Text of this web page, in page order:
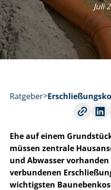
Juli
Ratgeber
Ehe auf einem
müssen zentrale
und Abwasser
verbundenen
wichtigsten